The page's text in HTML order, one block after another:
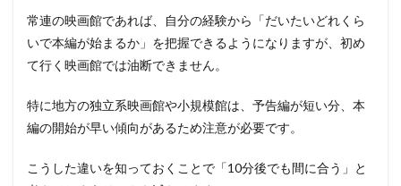
常連の映画館であれば、自分の経験から「だいたいどれくら
いで本編が始まるか」を把握できるようになりますが、初め
て行く映画館では油断できません。
特に地方の独立系映画館や小規模館は、予告編が短い分、本
編の開始が早い傾向があるため注意が必要です。
こうした違いを知っておくことで「10分後でも間に合う」と